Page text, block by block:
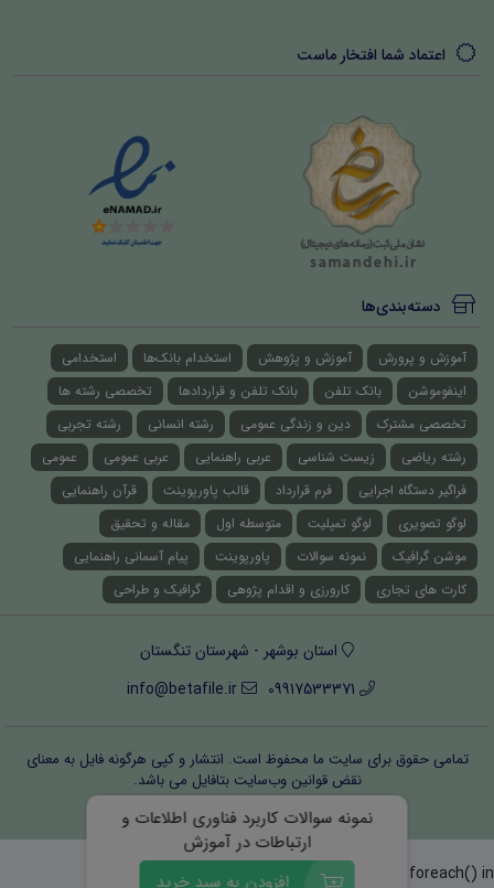
اعتماد شما افتخار ماست
دسته‌بندی‌ها
آموزش و پرورش آموزش و پژوهش استخدام بانک‌ها
استخدامی
اینفوموشن
بانک تلفن بانک تلفن و قراردادها
تخصصی رشته ها
تخصصی مشترک
دین و زندگی عمومی رشته انسانی
رشته تجربی
رشته ریاضی
زیست شناسی عربی راهنمایی عربی عمومی
عمومی
فراگیر دستگاه اجرایی
فرم قرارداد قالب پاورپوینت
قرآن راهنمایی
لوگو تصویری
لوگو تمپلیت متوسطه اول
مقاله و تحقیق
موشن گرافیک
نمونه سوالات پاورپوینت
پیام آسمانی راهنمایی
کارت های تجاری
کارورزی و اقدام پژوهی گرافیک و طراحی
استان بوشهر - شهرستان تنگستان
09917533371
info@betafile.ir
تمامی حقوق برای سایت ما محفوظ است. انتشار و کپی هرگونه فایل‌ به معنای
نقض قوانین وب‌سایت بتافایل می باشد.
قوانین و مقررات
درباره ما تماس با ما
Warning : Invalid argument supplied for foreach() in
نمونه سوالات کاربرد فناوری اطلاعات و
ارتباطات در آموزش
افزودن به سبد خرید